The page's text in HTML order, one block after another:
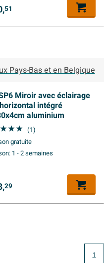
51
Miroir avec éclairage
intégré
aluminium
(1)
gratuite
1 - 2 semaines
29
Pays-Bas et en Belgique
1